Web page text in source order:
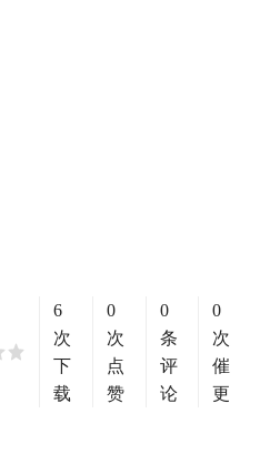
6
次
下
载
0
次
点
赞
0
条
评
论
0
次
催
更